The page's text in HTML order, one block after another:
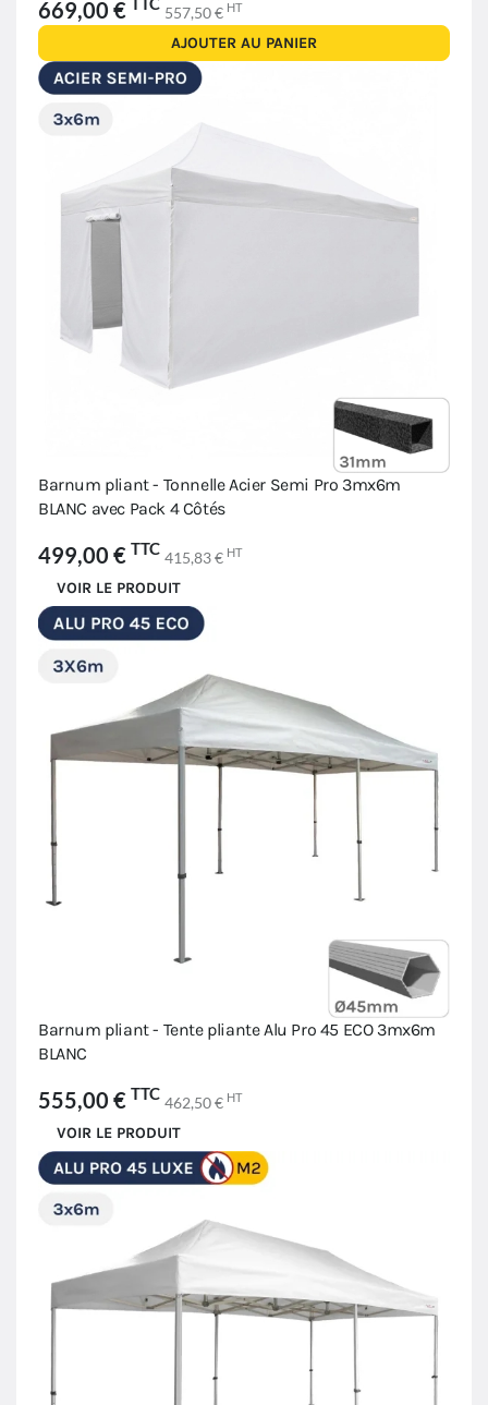
669,00 € 557,50 € HT
AJOUTER AU PANIER
Barnum pliant - Tonnelle Acier Semi Pro 3mx6m
BLANC avec Pack 4 Côtés
499,00 € TTC 415,83 € HT
VOIR LE PRODUIT
Barnum pliant - Tente pliante Alu Pro 45 ECO 3mx6m
BLANC
555,00 € TTC 462,50 € HT
VOIR LE PRODUIT